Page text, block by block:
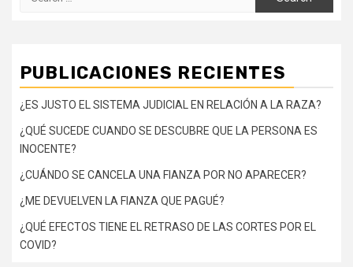
PUBLICACIONES RECIENTES
¿ES JUSTO EL SISTEMA JUDICIAL EN RELACIÓN A LA RAZA?
¿QUÉ SUCEDE CUANDO SE DESCUBRE QUE LA PERSONA ES
INOCENTE?
¿CUÁNDO SE CANCELA UNA FIANZA POR NO APARECER?
¿ME DEVUELVEN LA FIANZA QUE PAGUÉ?
¿QUÉ EFECTOS TIENE EL RETRASO DE LAS CORTES POR EL
COVID?